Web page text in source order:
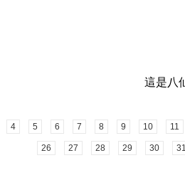
這是八
4 5 6 7 8 9 10 11
26 27 28 29 30 31